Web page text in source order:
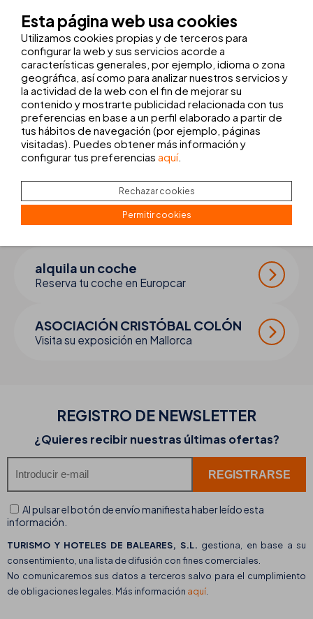
en la protección de nuestros mares.
Desde THB hotels nos hace especial ilusión seguir trabajando y
apostando este 2024 en nuestro proyectoECO Friendlycon el
objetivo de ofrecer a nuestros clientes las mejores vacaciones,
responsables y sostenibles con el medioambiente.
completa tu
transfer + excursiones
Reserva tu traslado y excursiones
alquila un coche
Reserva tu coche en Europcar
ASOCIACIÓN CRISTÓBAL COLÓN
Visita su exposición en Mallorca
REGISTRO DE NEWSLETTER
¿Quieres recibir nuestras últimas ofertas?
Al pulsar el botón de envío manifiesta haber leído esta
información.
TURISMO Y HOTELES DE BALEARES, S.L. gestiona, en base a su
consentimiento, una lista de difusión con fines comerciales.
No comunicaremos sus datos a terceros salvo para el cumplimiento
de obligaciones legales. Más información aquí
Esta página web usa cookies
Utilizamos cookies propias y de terceros para
configurar la web y sus servicios acorde a
características generales, por ejemplo, idioma o zona
geográfica, así como para analizar nuestros servicios y
la actividad de la web con el fin de mejorar su
contenido y mostrarte publicidad relacionada con tus
preferencias en base a un perfil elaborado a partir de
tus hábitos de navegación (por ejemplo, páginas
visitadas). Puedes obtener más información y
configurar tus preferencias aquí.
Rechazar cookies
Permitir cookies